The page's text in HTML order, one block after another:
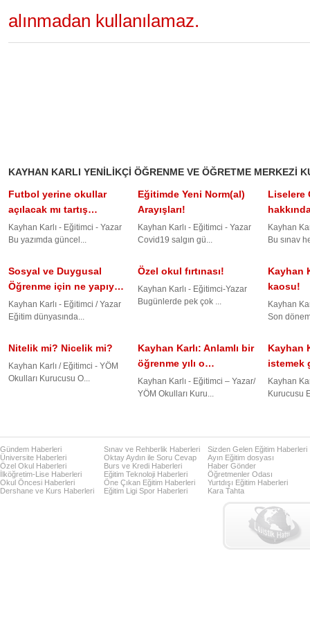
alınmadan kullanılamaz.
KAYHAN KARLI YENILIKÇI ÖĞRENME VE ÖĞRETME MERKEZI
Futbol yerine okullar
açılacak mı tartış…
Kayhan Karlı - Eğitimci - Yazar
Bu yazımda güncel...
Eğitimde Yeni Norm(al)
Arayışları!
Kayhan Karlı - Eğitimci - Yazar
Covid19 salgın gü...
Liselere
Kayhan
Bu sınav
Sosyal ve Duygusal
Öğrenme için ne yapıy…
Kayhan Karlı - Eğitimci / Yazar
Eğitim dünyasında...
Özel okul fırtınası!
Kayhan Karlı - Eğitimci-Yazar
Bugünlerde pek çok ...
Kayhan
kaosu!
Kayhan
Son
Nitelik mi? Nicelik mi?
Kayhan Karlı / Eğitimci - YÖM
Okulları Kurucusu O...
Kayhan Karlı: Anlamlı bir
öğrenme yılı o…
Kayhan Karlı - Eğitimci – Yazar/
YÖM Okulları Kuru...
Kayhan
istemek
Kayhan
Kurucusu
Gündem Haberleri
Üniversite Haberleri
Özel Okul Haberleri
İlköğretim-Lise Haberleri
Okul Öncesi Haberleri
Dershane ve Kurs Haberleri
Sınav ve Rehberlik Haberleri
Oktay Aydın ile Soru Cevap
Burs ve Kredi Haberleri
Eğitim Teknoloji Haberleri
Öne Çıkan Eğitim Haberleri
Eğitim Ligi Spor Haberleri
Sizden Gelen Eğitim Haberleri
Ayın Eğitim dosyası
Haber Gönder
Öğretmenler Odası
Yurtdışı Eğitim Haberleri
Kara Tahta